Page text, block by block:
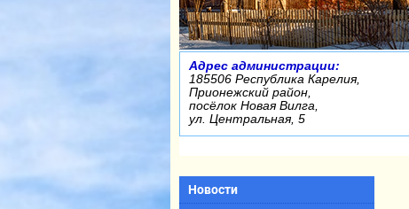
Адрес администрации:
185506 Республика Карелия,
Прионежский район,
посёлок Новая Вилга,
ул. Центральная, 5
Новости